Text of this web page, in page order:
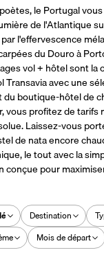
le Portugal
de l'Atlantique
l'effervescence
du Douro à
vol + hôtel sont la
Transavia avec une
boutique-hôtel de
vous profitez de tarifs
Laissez-vous
de nata encore
le tout avec la
conçue pour
Destination
Mois de départ